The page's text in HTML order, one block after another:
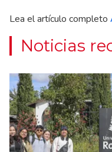
Lea el artículo completo
Noticias